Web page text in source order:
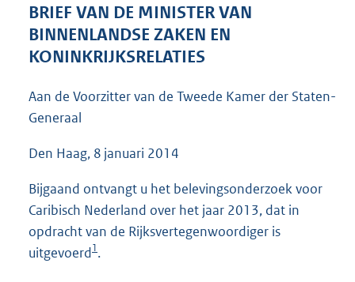
3
K
BRIEF VAN DE MINISTER VAN
BINNENLANDSE ZAKEN EN
KONINKRIJKSRELATIES
Aan de Voorzitter van de Tweede Kamer der Staten-
Generaal
Den Haag, 8 januari 2014
Bijgaand ontvangt u het belevingsonderzoek voor
Caribisch Nederland over het jaar 2013, dat in
opdracht van de Rijksvertegenwoordiger is
uitgevoerd1.